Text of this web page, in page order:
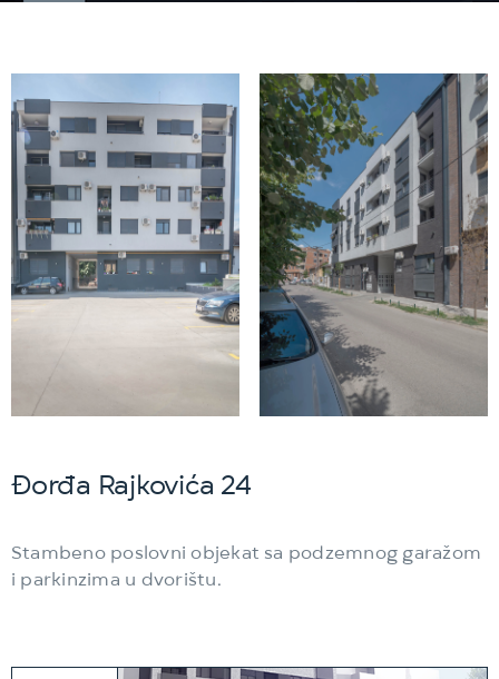
Đorđa Rajkovića 24
Stambeno poslovni objekat sa podzemnog garažom
i parkinzima u dvorištu.